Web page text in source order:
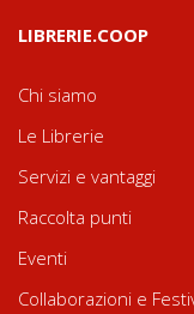
LIBRERIE.COOP
Chi siamo
Le Librerie
Servizi e vantaggi
Raccolta punti
Eventi
Collaborazioni e